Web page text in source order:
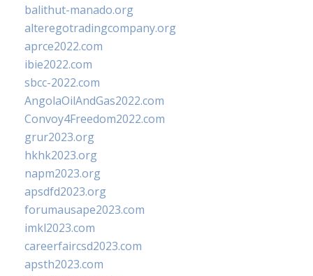
balithut-manado.org
alteregotradingcompany.org
aprce2022.com
ibie2022.com
sbcc-2022.com
AngolaOilAndGas2022.com
Convoy4Freedom2022.com
grur2023.org
hkhk2023.org
napm2023.org
apsdfd2023.org
forumausape2023.com
imkl2023.com
careerfaircsd2023.com
apsth2023.com